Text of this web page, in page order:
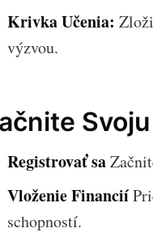
Krivka Učenia:
výzvou.
Registrovať sa
Vloženie Financií
schopností.